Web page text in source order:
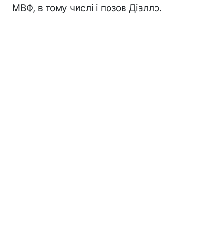
МВФ, в тому числі і позов Діалло.